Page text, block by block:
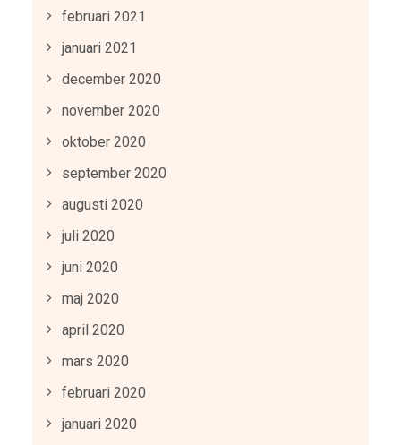
februari 2021
januari 2021
december 2020
november 2020
oktober 2020
september 2020
augusti 2020
juli 2020
juni 2020
maj 2020
april 2020
mars 2020
februari 2020
januari 2020